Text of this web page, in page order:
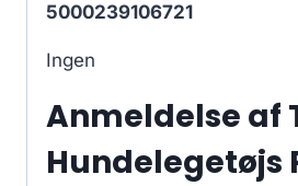
5000239106721
Ingen
Anmeldelse af
Hundelegetøjs